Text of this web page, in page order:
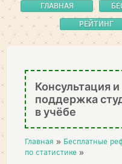
ГЛАВНАЯ
РЕЙТИНГ
Консультация и
поддержка
в учёбе
Главная » Бесплатные
по статистике »